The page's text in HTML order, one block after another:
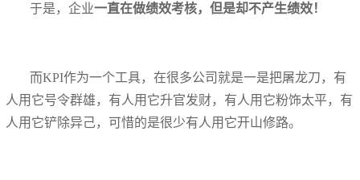
于是，企业一直在做绩效考核，但是却不产生绩效！
而KPI作为一个工具，在很多公司就是一是把屠龙刀，有
人用它号令群雄，有人用它升官发财，有人用它粉饰太平，有
人用它铲除异己，可惜的是很少有人用它开山修路。